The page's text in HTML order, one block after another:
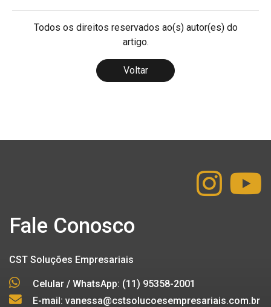
Todos os direitos reservados ao(s) autor(es) do
artigo.
Voltar
Fale Conosco
CST Soluções Empresariais
Celular / WhatsApp: (11) 95358-2001
E-mail: vanessa@cstsolucoesempresariais.com.br